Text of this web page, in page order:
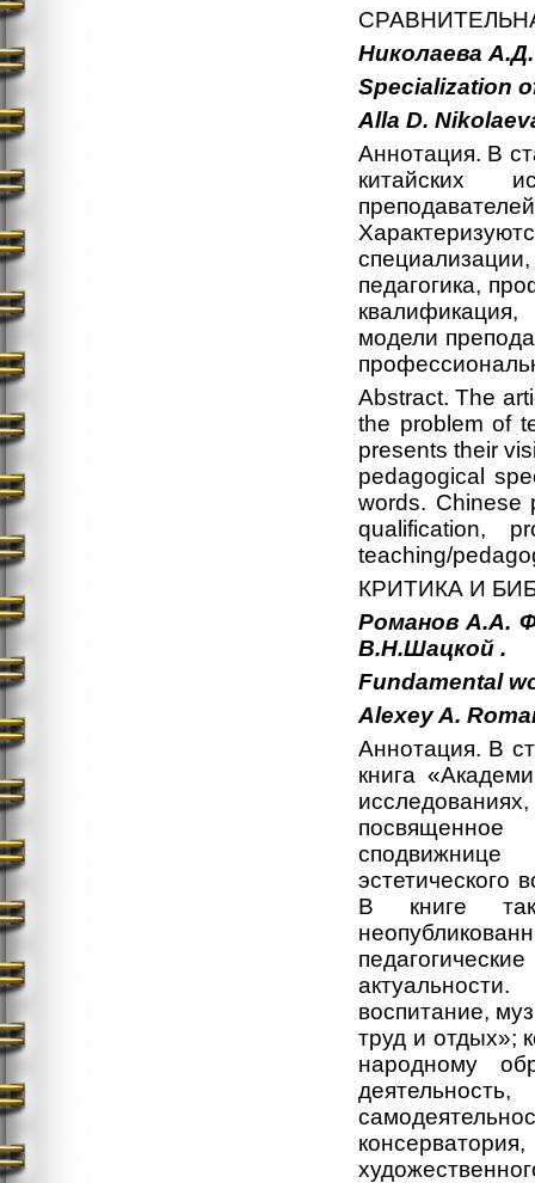
Николаева
Specialization
Alla D.
Аннотация. В
китайских
педагогика,
квалификация,
модели
Abstract. The
the problem of
presents their
pedagogical
words. Chinese
qualification,
teaching/
КРИТИКА И
Романов А.А.
В.Н.Шацкой .
Fundamental
AlexeyA.
Аннотация. В
книга
сподвижнице
эстетического
В книге
воспитание,
труд и отдых»;
народному